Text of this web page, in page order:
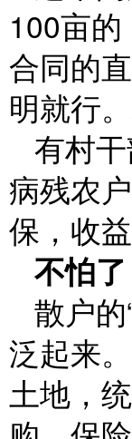
100亩
合同的
明就行
有村
病残农
保，收
不怕
散户
泛起来
土地，